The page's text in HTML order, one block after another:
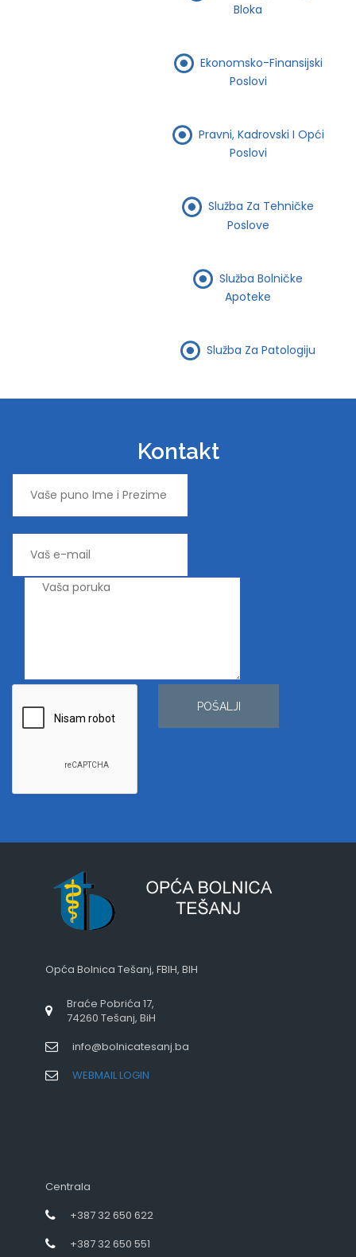
Bloka
Ekonomsko-Finansijski
Poslovi
Pravni, Kadrovski I Opći
Poslovi
Služba Za Tehničke
Poslove
Služba Bolničke
Apoteke
Služba Za Patologiju
Kontakt
POŠALJI
Opća Bolnica Tešanj, FBIH, BIH
Braće Pobrića 17,
74260 Tešanj, BiH
info@bolnicatesanj.ba
WEBMAIL LOGIN
Centrala
+387 32 650 622
+387 32 650 551